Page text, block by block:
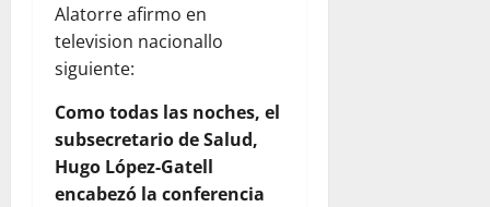
Alatorre afirmo en
television nacionallo
siguiente:
Como todas las noches, el
subsecretario de Salud,
Hugo López-Gatell
encabezó la conferencia